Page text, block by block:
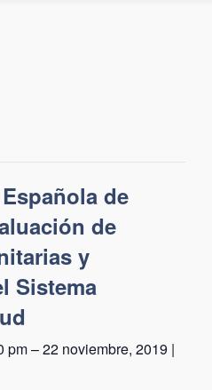
de
de
y
Sistema
pm–22 noviembre, 2019 |